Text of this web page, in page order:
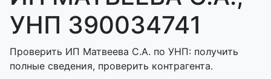
УНП 390034741
Проверить ИП Матвеева С.А. по УНП: получить
полные сведения, проверить контрагента.